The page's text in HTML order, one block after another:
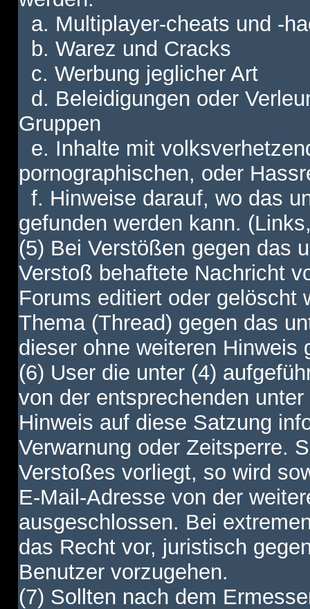
a. Multiplayer-cheats und -
b. Warez und Cracks
c. Werbung jeglicher Art
d. Beleidigungen oder
Gruppen
e. Inhalte mit
pornographischen, oder
f. Hinweise darauf, wo das
gefunden werden kann.
(5) Bei Verstößen gegen das
Verstoß behaftete Nachricht
Forums editiert oder gelöscht
Thema (Thread) gegen das
dieser ohne weiteren Hinweis
(6) User die unter (4)
von der entsprechenden
Hinweis auf diese Satzung
Verwarnung oder Zeitsperre.
Verstoßes vorliegt, so wird
E-Mail-Adresse von der
ausgeschlossen. Bei
das Recht vor, juristisch
Benutzer vorzugehen.
(7) Sollten nach dem